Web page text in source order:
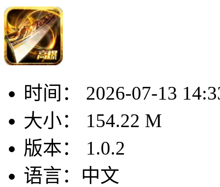
时间：
2026-07-13
大小：
154.22 M
版本：
1.0.2
语言： 中文